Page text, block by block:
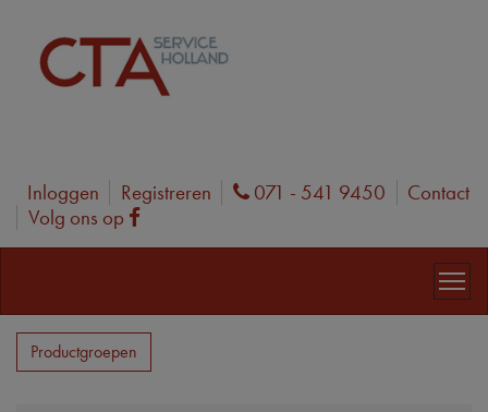
Inloggen Registreren Phone
071 - 541 9450
Contact
Volg ons op
Facebook
Productgroepen